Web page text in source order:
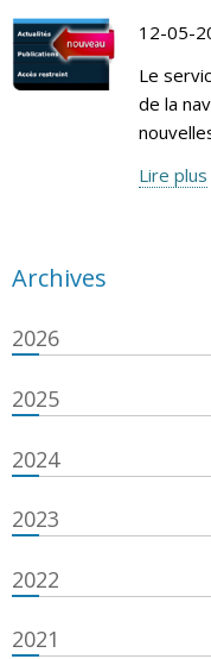
12-05-
Le
de la
Lire plus
Archives
2026
2025
2024
2023
2022
2021